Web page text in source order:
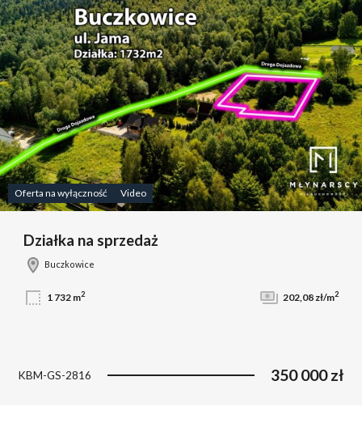
Oferta na wyłączność Video
Działka na sprzedaż
Buczkowice
1 732 m2 202,08 zł/m2
KBM-GS-2816 350 000 zł